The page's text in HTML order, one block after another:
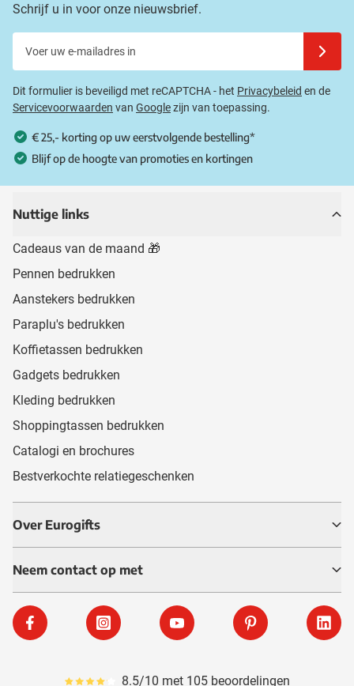
Schrijf u in voor onze nieuwsbrief.
Dit formulier is beveiligd met reCAPTCHA - het Privacybeleid en de
Servicevoorwaarden van Googlezijn van toepassing.
€ 25,- korting op uw eerstvolgende bestelling*
Blijf op de hoogte van promoties en kortingen
Nuttige links
Cadeaus van de maand 🎁
Pennen bedrukken
Aanstekers bedrukken
Paraplu's bedrukken
Koffietassen bedrukken
Gadgets bedrukken
Kleding bedrukken
Shoppingtassen bedrukken
Catalogi en brochures
Bestverkochte relatiegeschenken
Over Eurogifts
Neem contact op met
Facebook Instagram YouTube Pinterest
8.5/10 met 105 beoordelingen